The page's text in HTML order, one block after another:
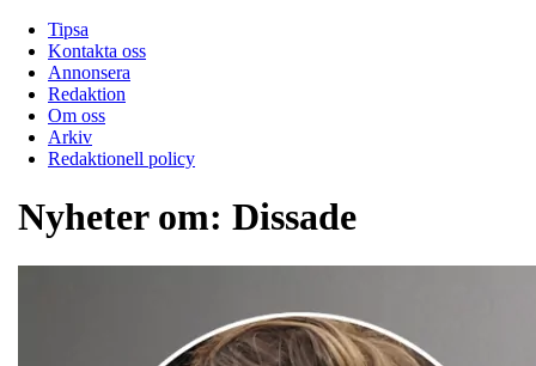
Tipsa
Kontakta oss
Annonsera
Redaktion
Om oss
Arkiv
Redaktionell policy
Nyheter om: Dissade